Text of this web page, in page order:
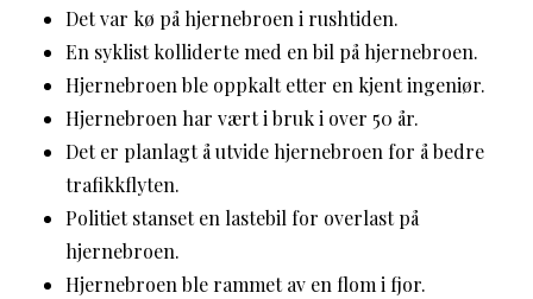
Det var kø på hjernebroen i rushtiden.
En syklist kolliderte med en bil på hjernebroen.
Hjernebroen ble oppkalt etter en kjent ingeniør.
Hjernebroen har vært i bruk i over 50 år.
Det er planlagt å utvide hjernebroen for å bedre
trafikkflyten.
Politiet stanset en lastebil for overlast på
hjernebroen.
Hjernebroen ble rammet av en flom i fjor.